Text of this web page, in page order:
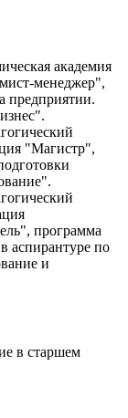
академия
менеджер",
предприятии.
"Магистр",
программа
аспирантуре по
и
в старшем